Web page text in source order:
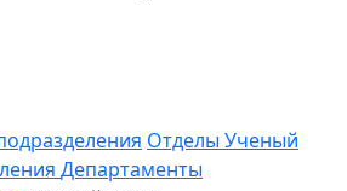
Отделы Ученый
Департаменты